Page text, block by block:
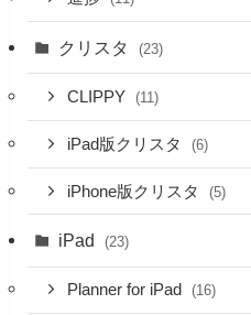
クリスタ (23)
CLIPPY (11)
iPad版クリスタ (6)
iPhone版クリスタ (5)
iPad (23)
Planner for iPad (16)